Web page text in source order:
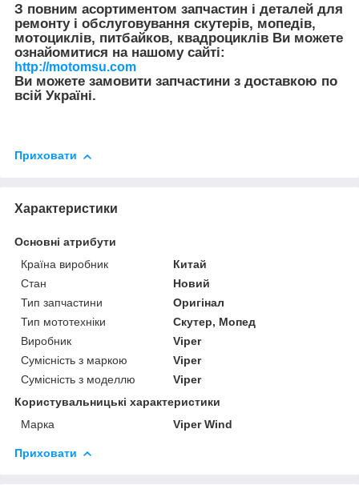
З повним асортиментом запчастин і деталей для
ремонту і обслуговування скутерів, мопедів,
мотоциклів, питбайков, квадроциклів Ви можете
ознайомитися на нашому сайті:
http://motomsu.com
Ви можете замовити запчастини з доставкою по
всій Україні.
Приховати
Характеристики
Основні атрибути
Країна виробник
Китай
Стан
Новий
Тип запчастини
Оригінал
Тип мототехніки
Скутер, Мопед
Виробник
Viper
Сумісність з маркою
Viper
Сумісність з моделлю
Viper
Користувальницькі характеристики
Марка
Viper Wind
Приховати